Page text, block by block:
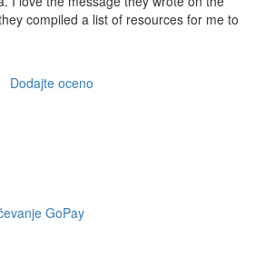
compiled a list of resources for me to
Dodajte oceno
GoPay